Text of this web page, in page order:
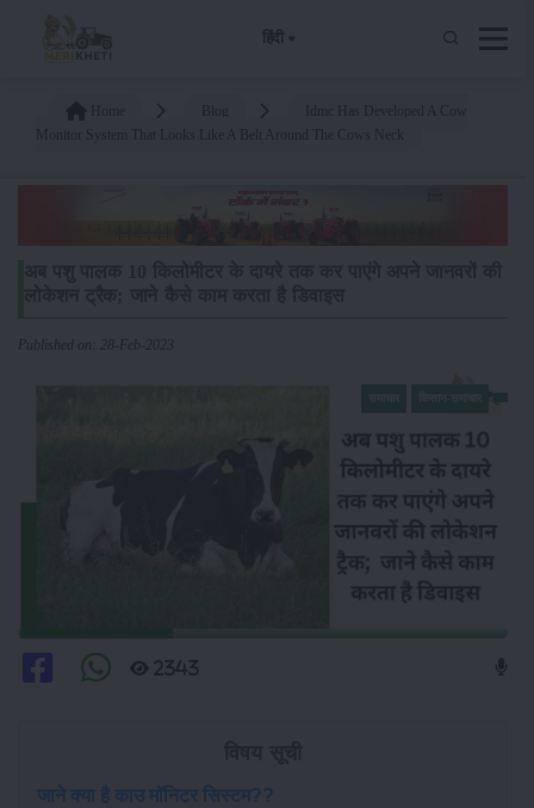
हिंदी
Published on: 28-Feb-2023
2343
जाने क्या है काउ मॉनिटर सिस्टम??